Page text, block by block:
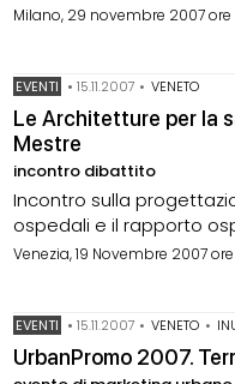
Milano, 29 novembre 2007 ore
EVENTI •15.11.2007 • VENETO
Le Architetture per la
Mestre
incontro dibattito
Incontro sulla
ospedali e il rapporto
Venezia, 19 Novembre 2007 ore
EVENTI •15.11.2007 • VENETO •
UrbanPromo 2007.